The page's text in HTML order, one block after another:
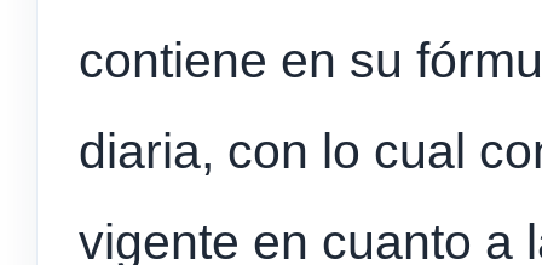
contiene en su
diaria, con lo cual
vigente en cuanto a